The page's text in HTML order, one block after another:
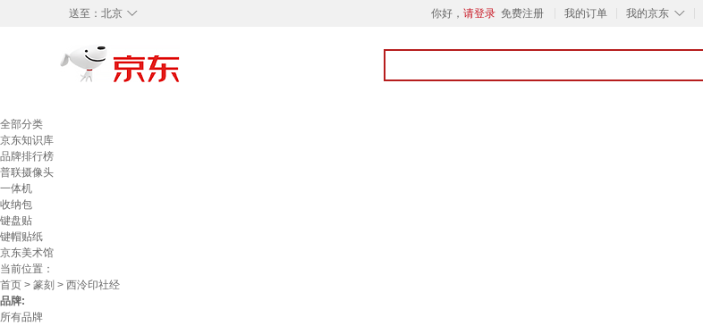
◇
送至： 北京 你好， 请登录 免费注册 我的订单 ◇
我的京东
全部分类
京东知识库
品牌排行榜
普联摄像头
一体机
收纳包
键盘贴
键帽贴纸
京东美术馆
当前位置：
首页 > 篆刻 > 西泠印社经
品牌:
所有品牌